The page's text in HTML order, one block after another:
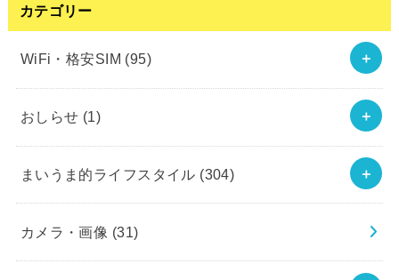
カテゴリー
WiFi・格安SIM (95)
おしらせ (1)
まいうま的ライフスタイル (304)
カメラ・画像 (31)